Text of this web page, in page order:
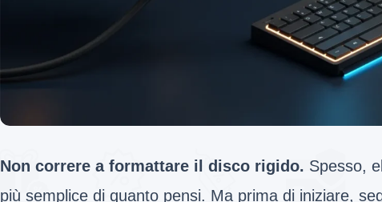
Non correre a formattare il disco rigido. Spesso,
più semplice di quanto pensi. Ma prima di iniziare,